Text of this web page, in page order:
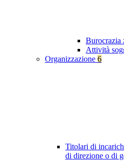
Burocrazia
Attività
Organizzazione 6
Titolari di
di direzione o di